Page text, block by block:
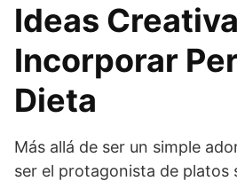
Ideas
Incorporar
Dieta
Más allá de ser un simple
ser el protagonista de platos